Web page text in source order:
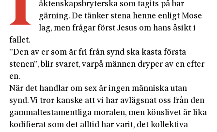
äktenskapsbryterska som tagits på bar
gärning. De tänker stena henne enligt Mose
lag, men frågar först Jesus om hans åsikt i
fallet.
”Den av er som är fri från synd ska kasta första
stenen”, blir svaret, varpå männen dryper av en efter
en.
När det handlar om sex är ingen människa utan
synd. Vi tror kanske att vi har avlägsnat oss från den
gammaltestamentliga moralen, men könslivet är lika
kodifierat som det alltid har varit, det kollektiva